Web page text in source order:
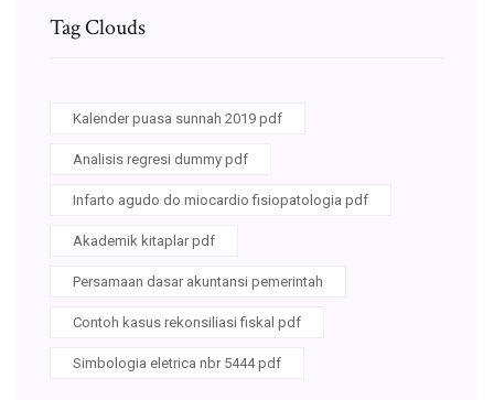
Tag Clouds
Kalender puasa sunnah 2019 pdf
Analisis regresi dummy pdf
Infarto agudo do miocardio fisiopatologia pdf
Akademik kitaplar pdf
Persamaan dasar akuntansi pemerintah
Contoh kasus rekonsiliasi fiskal pdf
Simbologia eletrica nbr 5444 pdf